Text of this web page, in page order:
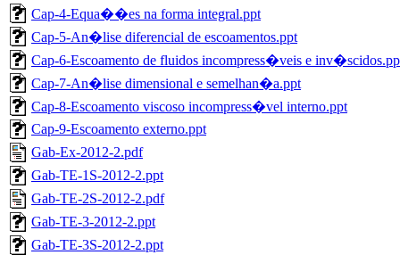
Cap-4-Equa��es na forma integral.ppt
Cap-5-An�lise diferencial de escoamentos.ppt
Cap-6-Escoamento de fluidos incompress�veis e
Cap-7-An�lise dimensional e semelhan�a.ppt
Cap-8-Escoamento viscoso incompress�vel interno.ppt
Cap-9-Escoamento externo.ppt
Gab-Ex-2012-2.pdf
Gab-TE-1S-2012-2.ppt
Gab-TE-2S-2012-2.pdf
Gab-TE-3-2012-2.ppt
Gab-TE-3S-2012-2.ppt